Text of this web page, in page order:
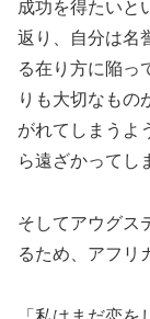
成功を得たいと
返り、自分は名
る在り方に陥っ
りも大切なもの
がれてしまうよ
ら遠ざかってし
そしてアウグス
るため、アフリ